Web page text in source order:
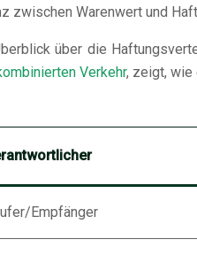
Warenwert und
über die
Verkehr, zeigt, wie
Empfänger